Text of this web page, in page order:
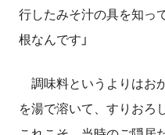
行したみそ汁の具を知
根なんです」
調味料というよりはお
を湯で溶いて、すりおろ